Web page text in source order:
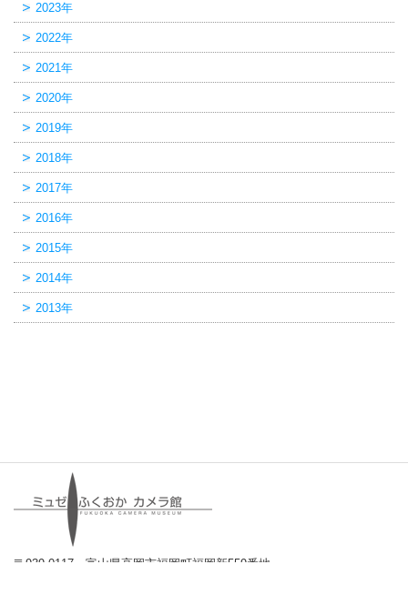
2023年
2022年
2021年
2020年
2019年
2018年
2017年
2016年
2015年
2014年
2013年
〒939-0117 富山県高岡市福岡町福岡新559番地